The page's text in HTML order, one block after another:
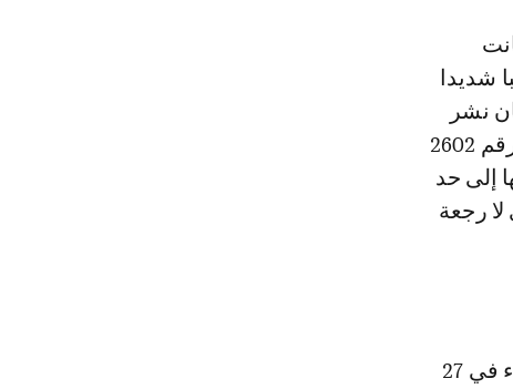
شديدا
أنه في بيان نشر
في 31 أكتوبر 2021، رفضت الجزائر بصراحة قرار مجلس الأمن الدولي رقم 2602
إلى حد
رجعة
هذا الرفض تكرر بعد اعتماد قرار مجلس الأمن رقم 2654 بشأن الصحراء في 27